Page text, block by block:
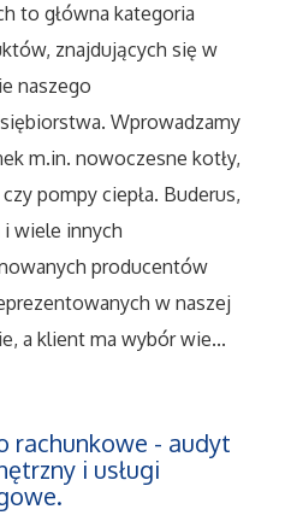
Zwierząt
i Noclegi
to główna kategoria
znajdujących się w
naszego
Wprowadzamy
m.in. nowoczesne kotły,
pompy ciepła. Buderus,
i wiele innych
producentów
w naszej
a klient ma wybór wie...
rachunkowe - audyt
i usługi